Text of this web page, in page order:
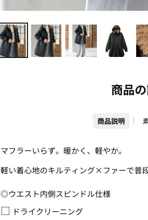
商品
商品説明
マフラーいらず。暖かく、軽やか。
軽い着心地のキルティング×ファーで普
◎ウエスト内側スピンドル仕様
□ ドライクリーニング